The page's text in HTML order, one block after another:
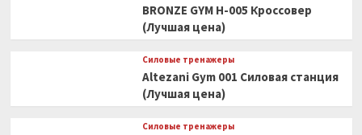
BRONZE GYM H-005 Кроссовер
(Лучшая цена)
Силовые тренажеры
Altezani Gym 001 Силовая станция
(Лучшая цена)
Силовые тренажеры